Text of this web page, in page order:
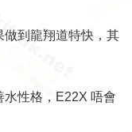
到龍翔道特快，其
水性格，E22X 唔會